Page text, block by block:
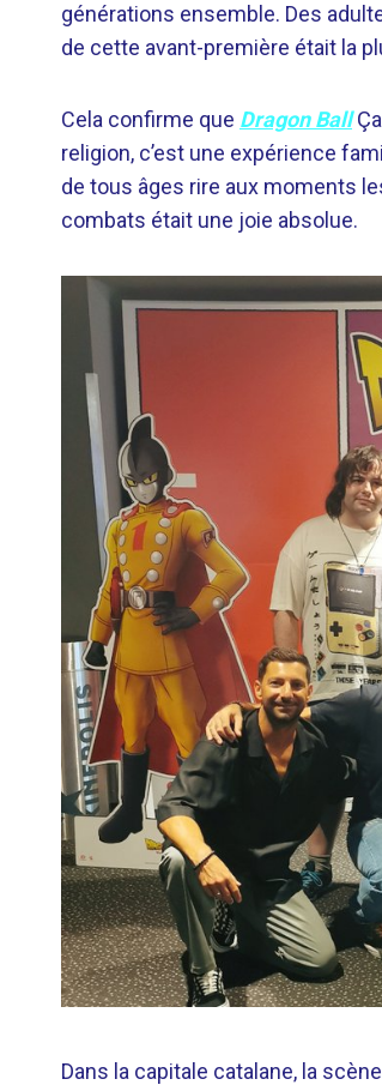
générations ensemble. Des
de cette avant-première était la
Cela confirme que Dragon Ball
religion, c’est une expérience
de tous âges rire aux moments
combats était une joie absolue.
Dans la capitale catalane, la